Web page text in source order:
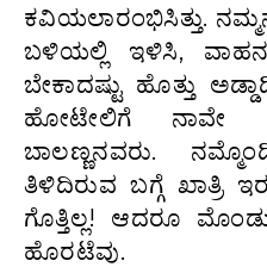
ಕವಿಯಲಾರಂಭಿಸಿತ್ತು.
ಬಳಿಯಲ್ಲಿ ಇಳಿಸಿ,
ಬೇಕಾದಷ್ಟು ಹೊತ್ತು
ಹೋಟೇಲಿಗೆ ನಾವೇ
ಬಾಲಣ್ಣನವರು.
ತಿಳಿದಿರುವ ಬಗ್ಗೆ ಖಾತ್ರಿ
ಗೊತ್ತಿಲ್ಲ! ಆದರೂ
ಹೊರಟೆವು.